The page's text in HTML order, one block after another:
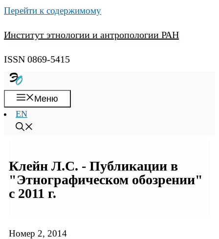
Перейти к содержимому
Институт этнологии и антропологии РАН
ISSN 0869-5415
Меню
EN
Клейн Л.С. - Публикации в
"Этнографическом обозрении"
с 2011 г.
Номер 2, 2014